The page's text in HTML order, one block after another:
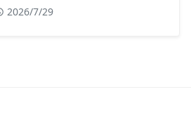
2026/7/29